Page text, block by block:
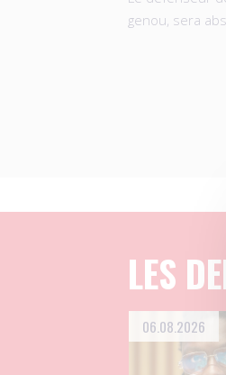
genou, sera
LES
06.08.2026